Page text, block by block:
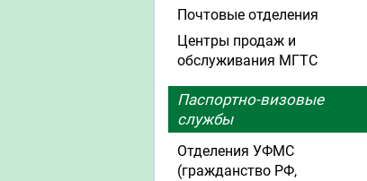
Почтовые отделения
Центры продаж и
обслуживания МГТС
Паспортно-визовые
службы
Отделения УФМС
(гражданство РФ,